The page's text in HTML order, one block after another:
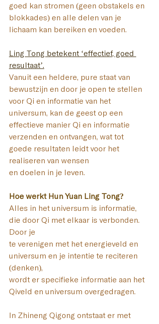
goed kan stromen (geen obstakels en
blokkades) en alle delen van je
lichaam kan bereiken en voeden.
Ling Tong betekent ‘effectief, goed
resultaat’.
Vanuit een heldere, pure staat van
bewustzijn en door je open te stellen
voor Qi en informatie van het
universum, kan de geest op een
effectieve manier Qi en informatie
verzenden en ontvangen, wat tot
goede resultaten leidt voor het
realiseren van wensen
en doelen in je leven.
Hoe werkt Hun Yuan Ling Tong?
Alles in het universum is informatie,
die door Qi met elkaar is verbonden.
Door je
te verenigen met het energieveld en
universum en je intentie te reciteren
(denken),
wordt er specifieke informatie aan het
Qiveld en universum overgedragen.
In Zhineng Qigong ontstaat er met